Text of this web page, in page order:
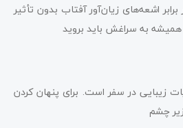
اشعه‌های زیان‌آور آفتاب بدون تأثیر
همیشه به سراغش باید بروید
زیبایی در سفر است. برای پنهان کردن
چشم